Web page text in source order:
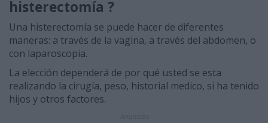
histerectomía ?
Una histerectomía se puede hacer de diferentes
maneras: a través de la vagina, a través del abdomen, o
con laparoscopia.
La elección dependerá de por qué usted se esta
realizando la cirugía, peso, historial medico, si ha tenido
hijos y otros factores.